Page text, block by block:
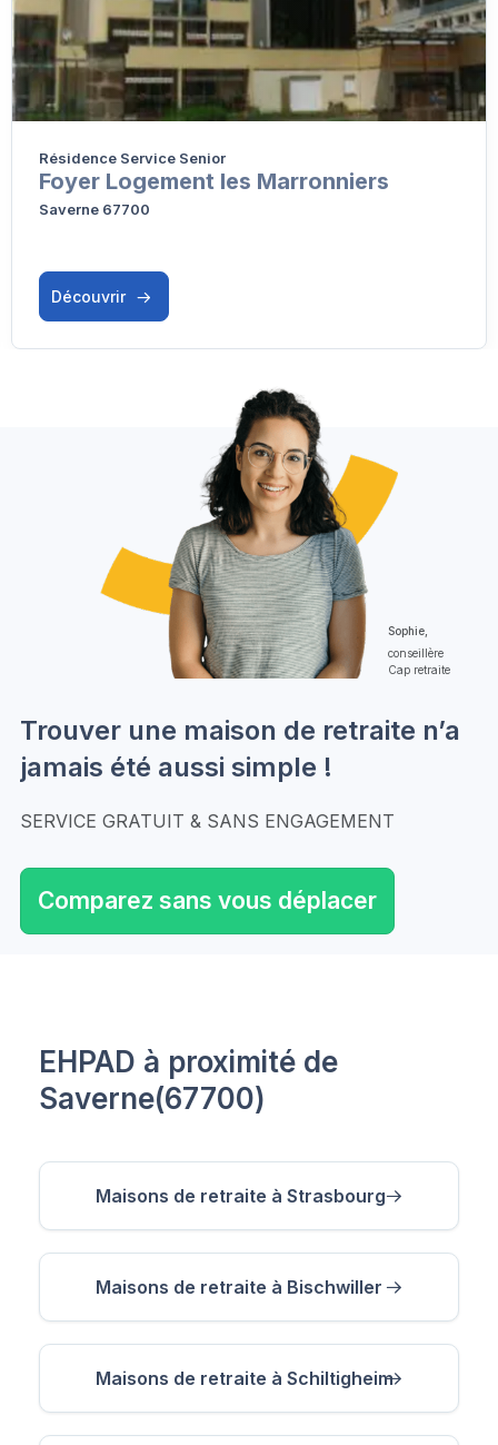
Résidence Service Senior
Foyer Logement les Marronniers
Saverne 67700
Découvrir
Sophie,
conseillère
Cap retraite
Trouver une maison de retraite n’a
jamais été aussi simple !
SERVICE GRATUIT & SANS ENGAGEMENT
Comparez sans vous déplacer
EHPAD à proximité de
Saverne(67700)
Maisons de retraite à Strasbourg
Maisons de retraite à Bischwiller
Maisons de retraite à Schiltigheim